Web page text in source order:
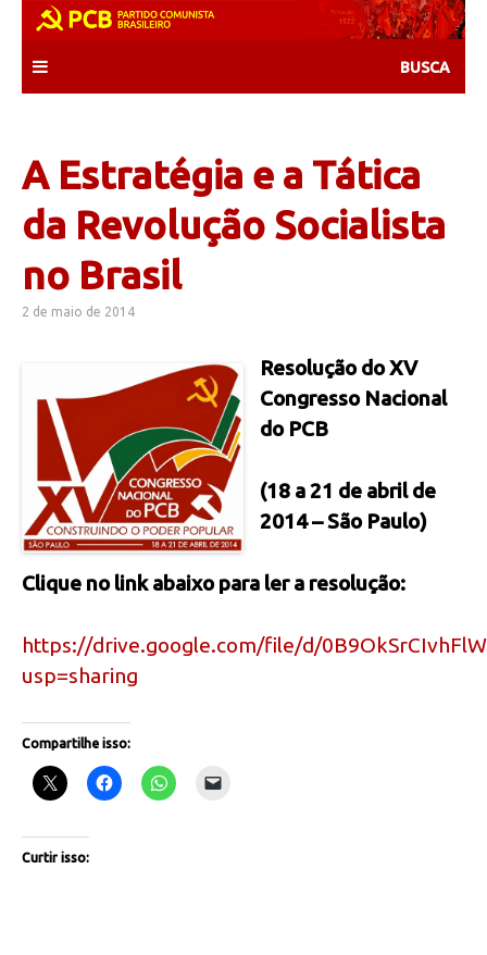
content
A Estratégia e a Tática
da Revolução Socialista
no Brasil
2 de maio de 2014
Resolução do XV
Congresso Nacional
do PCB
(18 a 21 de abril de
2014 – São Paulo)
Clique no link abaixo para ler a resolução:
https://drive.google.com/file/d/
usp=sharing
Compartilhe isso:
Curtir isso: